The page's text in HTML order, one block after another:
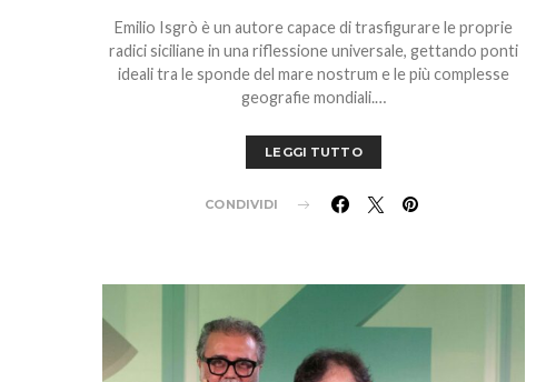
Emilio Isgrò è un autore capace di trasfigurare le proprie
radici siciliane in una riflessione universale, gettando ponti
ideali tra le sponde del mare nostrum e le più complesse
geografie mondiali.…
LEGGI TUTTO
CONDIVIDI